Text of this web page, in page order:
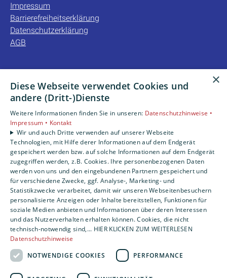
Impressum
Barrierefreiheitserklärung
Datenschutzerklärung
AGB
Privatkunden
Gewerbekunden
Karriere
Unternehmen
Kontakt
×
Diese Webseite verwendet Cookies und
andere (Dritt-)Dienste
Weitere Informationen finden Sie in unseren: Datenschutzhinweise •
Impressum • Kontakt
Wir und auch Dritte verwenden auf unserer Webseite
Technologien, mit Hilfe derer Informationen auf dem Endgerät
gespeichert werden bzw. auf solche Informationen auf dem Endgerät
zugegriffen werden, z.B. Cookies. Ihre personenbezogenen Daten
werden von uns und den eingebundenen Partnern gespeichert und
für verschiedene Zwecke, ggf. Analyse-, Marketing- und
Statistikzwecke verarbeitet, damit wir unseren Webseitenbesuchern
personalisierte Anzeigen oder Inhalte bereitstellen, Funktionen für
soziale Medien anbieten und Informationen über deren Interessen
und das Nutzerverhalten erhalten können. Cookies, die nicht
technisch-notwendig sind,... HIER KLICKEN ZUM WEITERLESEN
Datenschutzhinweise
NOTWENDIGE COOKIES
PERFORMANCE